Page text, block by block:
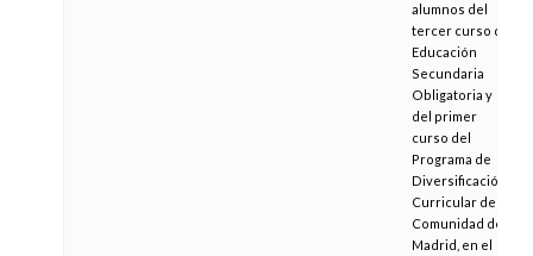
alumnos del
tercer curso de
Educación
Secundaria
Obligatoria y
del primer
curso del
Programa de
Diversificación
Curricular de la
Comunidad de
Madrid, en el